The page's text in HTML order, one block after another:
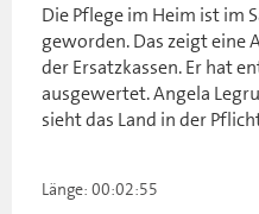
Die Pflege im Heim ist im
geworden. Das zeigt eine
der Ersatzkassen. Er hat
ausgewertet. Angela
sieht das Land in der
Länge: 00:02:55